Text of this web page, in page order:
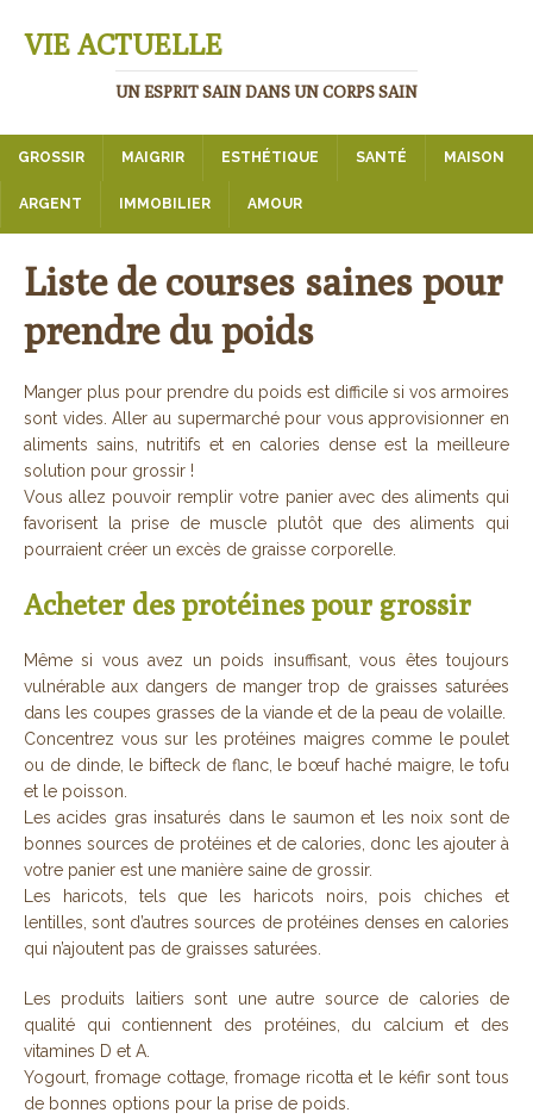
VIE ACTUELLE
UN ESPRIT SAIN DANS UN CORPS SAIN
GROSSIR MAIGRIR ESTHÉTIQUE SANTÉ MAISON
ARGENT IMMOBILIER AMOUR
Liste de courses saines pour
prendre du poids
Manger plus pour prendre du poids est difficile si vos armoires
sont vides. Aller au supermarché pour vous approvisionner en
aliments sains, nutritifs et en calories dense est la meilleure
solution pour grossir !
Vous allez pouvoir remplir votre panier avec des aliments qui
favorisent la prise de muscle plutôt que des aliments qui
pourraient créer un excès de graisse corporelle.
Acheter des protéines pour grossir
Même si vous avez un poids insuffisant, vous êtes toujours
vulnérable aux dangers de manger trop de graisses saturées
dans les coupes grasses de la viande et de la peau de volaille.
Concentrez vous sur les protéines maigres comme le poulet
ou de dinde, le bifteck de flanc, le bœuf haché maigre, le tofu
et le poisson.
Les acides gras insaturés dans le saumon et les noix sont de
bonnes sources de protéines et de calories, donc les ajouter à
votre panier est une manière saine de grossir.
Les haricots, tels que les haricots noirs, pois chiches et
lentilles, sont d’autres sources de protéines denses en calories
qui n’ajoutent pas de graisses saturées.
Les produits laitiers sont une autre source de calories de
qualité qui contiennent des protéines, du calcium et des
vitamines D et A.
Yogourt, fromage cottage, fromage ricotta et le kéfir sont tous
de bonnes options pour la prise de poids.